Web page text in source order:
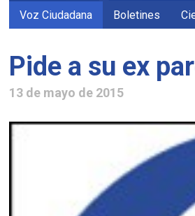
Voz Ciudadana Boletines
Pide a su ex
13 de mayo de 2015